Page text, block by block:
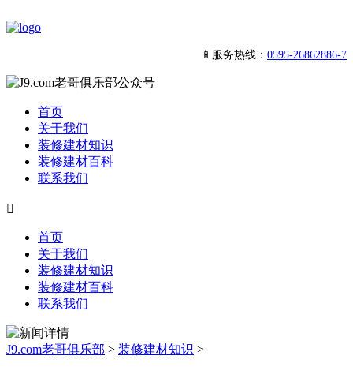
📱服务热线： 0595-26862886-7
首页
关于我们
装修建材知识
装修建材百科
联系我们

首页
关于我们
装修建材知识
装修建材百科
联系我们
J9.com老哥俱乐部 > 装修建材知识 >